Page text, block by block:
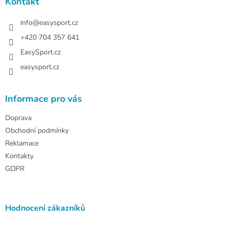
info@easysport.cz
+420 704 357 641
EasySport.cz
easysport.cz
Informace pro vás
Doprava
Obchodní podmínky
Reklamace
Kontakty
GDPR
Hodnocení zákazníků